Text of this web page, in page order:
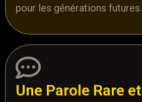
pour les générations futures.
Une Parole Rare et